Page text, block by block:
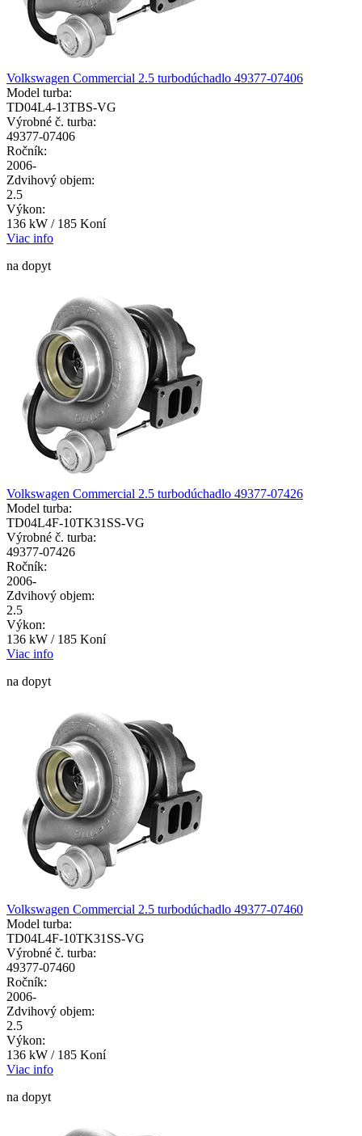
Volkswagen Commercial 2.5 turbodúchadlo 49377-07406
Model turba:
TD04L4-13TBS-VG
Výrobné č. turba:
49377-07406
Ročník:
2006-
Zdvihový objem:
2.5
Výkon:
136 kW / 185 Koní
Viac info
na dopyt
Volkswagen Commercial 2.5 turbodúchadlo 49377-07426
Model turba:
TD04L4F-10TK31SS-VG
Výrobné č. turba:
49377-07426
Ročník:
2006-
Zdvihový objem:
2.5
Výkon:
136 kW / 185 Koní
Viac info
na dopyt
Volkswagen Commercial 2.5 turbodúchadlo 49377-07460
Model turba:
TD04L4F-10TK31SS-VG
Výrobné č. turba:
49377-07460
Ročník:
2006-
Zdvihový objem:
2.5
Výkon:
136 kW / 185 Koní
Viac info
na dopyt